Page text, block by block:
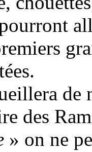
des
» on ne